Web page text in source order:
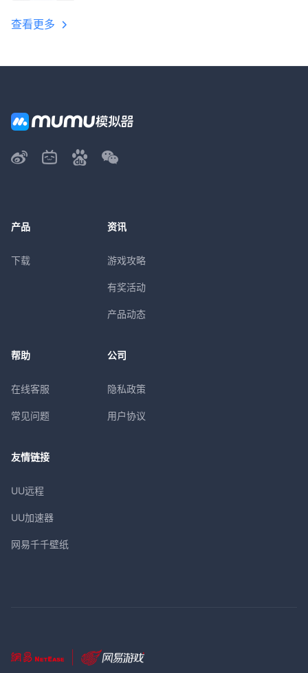
查看更多
产品
下载
资讯
游戏攻略
有奖活动
产品动态
帮助
在线客服
常见问题
公司
隐私政策
用户协议
友情链接
UU远程
UU加速器
网易千千壁纸